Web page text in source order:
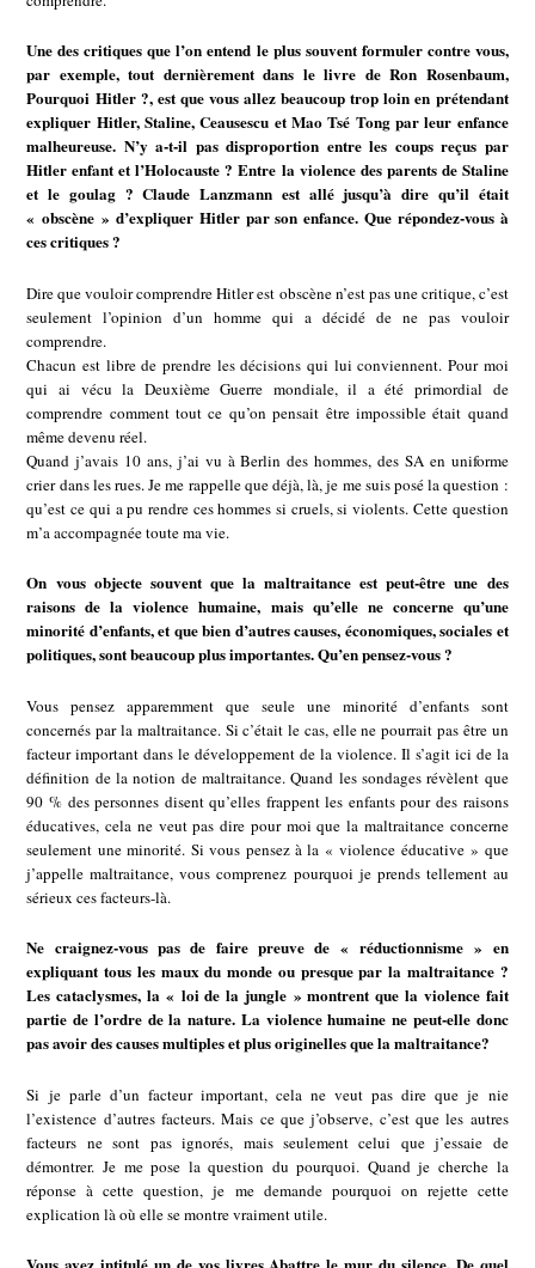
Une des critiques que l’on entend le plus souvent formuler contre vous,
par exemple, tout dernièrement dans le livre de Ron Rosenbaum,
Pourquoi Hitler ?, est que vous allez beaucoup trop loin en prétendant
expliquer Hitler, Staline, Ceausescu et Mao Tsé Tong par leur enfance
malheureuse. N’y a-t-il pas disproportion entre les coups reçus par
Hitler enfant et l’Holocauste ? Entre la violence des parents de Staline
et le goulag ? Claude Lanzmann est allé jusqu’à dire qu’il était
« obscène » d’expliquer Hitler par son enfance. Que répondez-vous à
ces critiques ?
Dire que vouloir comprendre Hitler est obscène n’est pas une critique, c’est
seulement l’opinion d’un homme qui a décidé de ne pas vouloir
comprendre.
Chacun est libre de prendre les décisions qui lui conviennent. Pour moi
qui ai vécu la Deuxième Guerre mondiale, il a été primordial de
comprendre comment tout ce qu’on pensait être impossible était quand
même devenu réel.
Quand j’avais 10 ans, j’ai vu à Berlin des hommes, des SA en uniforme
crier dans les rues. Je me rappelle que déjà, là, je me suis posé la question :
qu’est ce qui a pu rendre ces hommes si cruels, si violents. Cette question
m’a accompagnée toute ma vie.
On vous objecte souvent que la maltraitance est peut-être une des
raisons de la violence humaine, mais qu’elle ne concerne qu’une
minorité d’enfants, et que bien d’autres causes, économiques, sociales et
politiques, sont beaucoup plus importantes. Qu’en pensez-vous ?
Vous pensez apparemment que seule une minorité d’enfants sont
concernés par la maltraitance. Si c’était le cas, elle ne pourrait pas être un
facteur important dans le développement de la violence. Il s’agit ici de la
définition de la notion de maltraitance. Quand les sondages révèlent que
90 % des personnes disent qu’elles frappent les enfants pour des raisons
éducatives, cela ne veut pas dire pour moi que la maltraitance concerne
seulement une minorité. Si vous pensez à la « violence éducative » que
j’appelle maltraitance, vous comprenez pourquoi je prends tellement au
sérieux ces facteurs-là.
Ne craignez-vous pas de faire preuve de « réductionnisme » en
expliquant tous les maux du monde ou presque par la maltraitance ?
Les cataclysmes, la « loi de la jungle » montrent que la violence fait
partie de l’ordre de la nature. La violence humaine ne peut-elle donc
pas avoir des causes multiples et plus originelles que la maltraitance?
Si je parle d’un facteur important, cela ne veut pas dire que je nie
l’existence d’autres facteurs. Mais ce que j’observe, c’est que les autres
facteurs ne sont pas ignorés, mais seulement celui que j’essaie de
démontrer. Je me pose la question du pourquoi. Quand je cherche la
réponse à cette question, je me demande pourquoi on rejette cette
explication là où elle se montre vraiment utile.